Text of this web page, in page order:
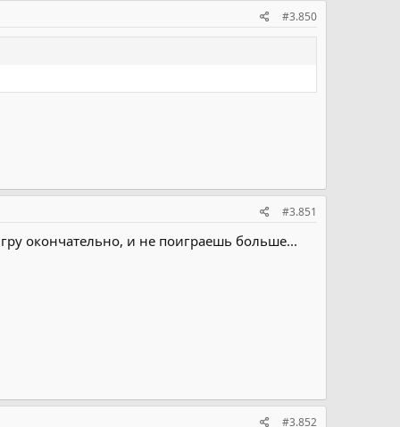
#3.850
#3.851
окончательно, и не поиграешь больше...
#3.852